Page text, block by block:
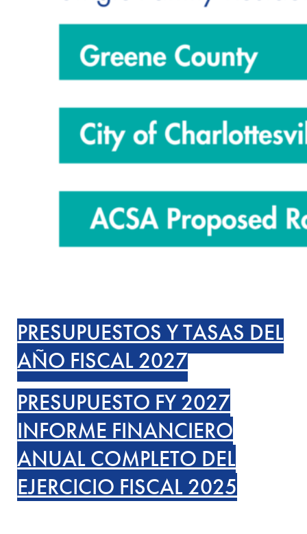
PRESUPUESTOS Y TASAS DEL
AÑO FISCAL 2027
PRESUPUESTO FY 2027
INFORME FINANCIERO
ANUAL COMPLETO DEL
EJERCICIO FISCAL 2025